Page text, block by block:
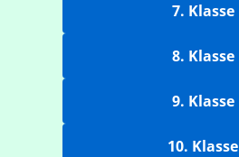
7. Klasse
8. Klasse
9. Klasse
10. Klasse